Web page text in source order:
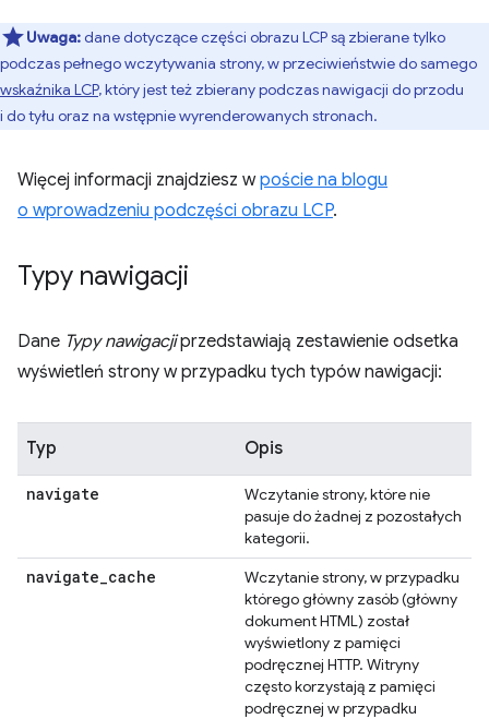
Uwaga:dane dotyczące części obrazu LCP są zbierane tylko
podczas pełnego wczytywania strony, w przeciwieństwie do samego
wskaźnika LCP, który jest też zbierany podczas nawigacji do przodu
i do tyłu oraz na wstępnie wyrenderowanych stronach.
Więcej informacji znajdziesz wpoście na blogu
o wprowadzeniu podczęści obrazu LCP.
Typy nawigacji
Dane Typy nawigacjiprzedstawiają zestawienie odsetka
wyświetleń strony w przypadku tych typów nawigacji:
Typ Opis
navigate
Wczytanie strony, które nie
pasuje do żadnej z pozostałych
kategorii.
navigate_cache
Wczytanie strony, w przypadku
którego główny zasób (główny
dokument HTML) został
wyświetlony z pamięci
podręcznej HTTP. Witryny
często korzystają z pamięci
podręcznej w przypadku